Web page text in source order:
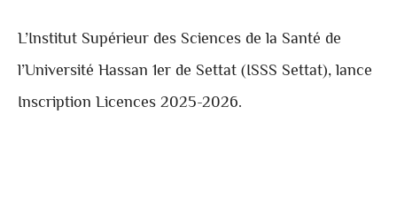
L’Institut Supérieur des Sciences de la Santé de
l’Université Hassan 1er de Settat (ISSS Settat), lance
Inscription Licences 2025-2026.